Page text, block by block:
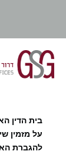
בית הדין
על מזמין
להגברת